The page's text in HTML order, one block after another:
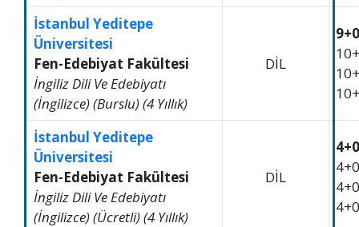
İstanbul Yeditepe
Üniversitesi
Fen-Edebiyat Fakültesi
İngiliz Dili Ve Edebiyatı
(İngilizce) (Burslu) (4 Yıllık)
DİL
İstanbul Yeditepe
Üniversitesi
Fen-Edebiyat Fakültesi
İngiliz Dili Ve Edebiyatı
(İngilizce) (Ücretli) (4 Yıllık)
DİL
4+0
4+0
4+0